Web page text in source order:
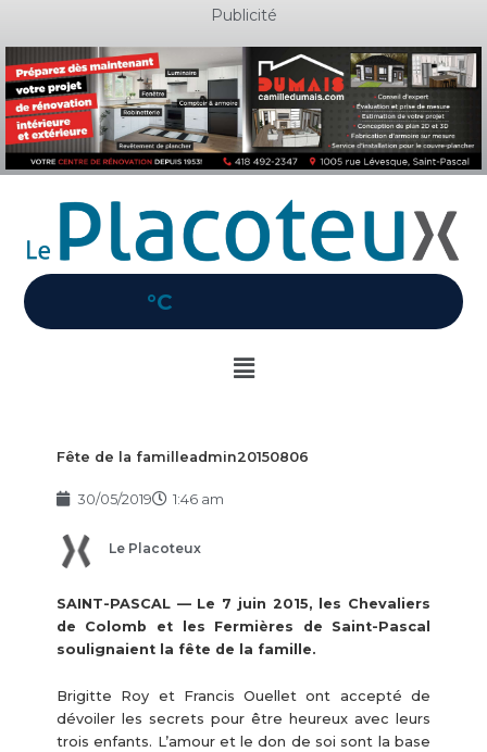
Publicité
°C
Main
Fête de la familleadmin20150806
30/05/2019 1:46 am
Le Placoteux
SAINT-PASCAL — Le 7 juin 2015, les Chevaliers
de Colomb et les Fermières de Saint-Pascal
soulignaient la fête de la famille.
Brigitte Roy et Francis Ouellet ont accepté de
dévoiler les secrets pour être heureux avec leurs
trois enfants. L’amour et le don de soi sont la base